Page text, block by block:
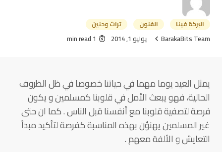
البركة فينا الفنون تراث وحنين
BarakaBits Team يوليو 1, 2014 1 min read
يمثل العيد يوما مهما في حياتنا خصوصا في ظل الظروف
الحالية، فهو يبعث الأمل في قلوبنا كمسلمين و يكون
فرصة لتصفية قلوبنا مع أنفسنا قبل الناس . كما ان حتى
غير المسلمين يهنؤن بهذه المناسبة كفرصة لتأكيد مبدأ
التعايش و الألفة معهم .